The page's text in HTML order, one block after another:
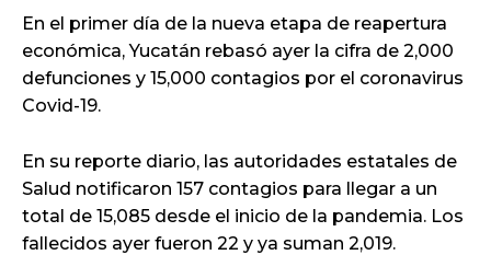
En el primer día de la nueva etapa de reapertura
económica, Yucatán rebasó ayer la cifra de 2,000
defunciones y 15,000 contagios por el coronavirus
Covid-19.
En su reporte diario, las autoridades estatales de
Salud notificaron 157 contagios para llegar a un
total de 15,085 desde el inicio de la pandemia. Los
fallecidos ayer fueron 22 y ya suman 2,019.